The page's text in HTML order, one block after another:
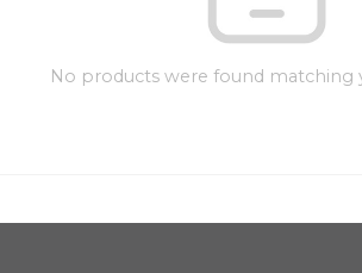
No products were found matching